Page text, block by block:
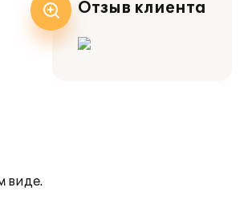
виде.
Отзыв клиента